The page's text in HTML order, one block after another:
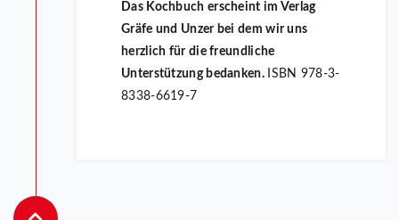
Das Kochbuch erscheint im Verlag
Gräfe und Unzer bei dem wir uns
herzlich für die freundliche
Unterstützung bedanken. ISBN 978-3-
8338-6619-7